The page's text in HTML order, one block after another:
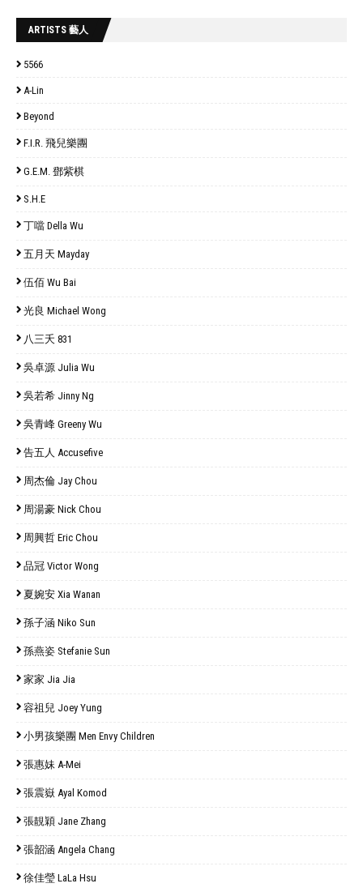
ARTISTS 藝人
5566
A-Lin
Beyond
F.I.R. 飛兒樂團
G.E.M. 鄧紫棋
S.H.E
丁噹 Della Wu
五月天 Mayday
伍佰 Wu Bai
光良 Michael Wong
八三夭 831
吳卓源 Julia Wu
吳若希 Jinny Ng
吳青峰 Greeny Wu
告五人 Accusefive
周杰倫 Jay Chou
周湯豪 Nick Chou
周興哲 Eric Chou
品冠 Victor Wong
夏婉安 Xia Wanan
孫子涵 Niko Sun
孫燕姿 Stefanie Sun
家家 Jia Jia
容祖兒 Joey Yung
小男孩樂團 Men Envy Children
張惠妹 A-Mei
張震嶽 Ayal Komod
張靚穎 Jane Zhang
張韶涵 Angela Chang
徐佳瑩 LaLa Hsu